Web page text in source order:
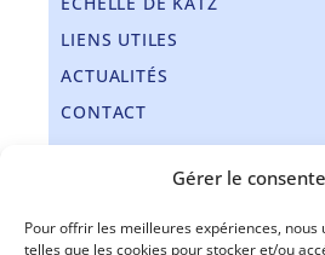
Gérer le
Pour offrir les meilleures expériences, nous
telles que les cookies pour stocker et/ou
LIENS UTILES
ACTUALITÉS
CONTACT
Nos coordonnées
Téléphone :
+32 71 14 03 50
Fax :+32 71 72 79 93